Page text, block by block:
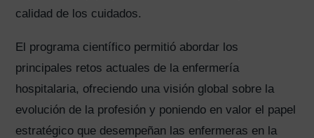
calidad de los cuidados.
El programa científico permitió abordar los
principales retos actuales de la enfermería
hospitalaria, ofreciendo una visión global sobre la
evolución de la profesión y poniendo en valor el papel
estratégico que desempeñan las enfermeras en la